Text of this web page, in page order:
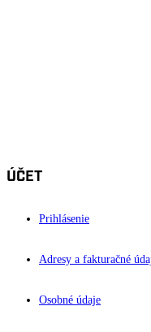
ÚČET
Prihlásenie
Adresy a fakturačné
Osobné údaje